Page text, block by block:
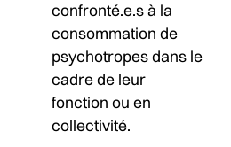
confronté.e.s à la
consommation de
psychotropes dans le
cadre de leur
fonction ou en
collectivité.